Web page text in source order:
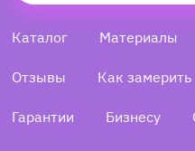
Каталог Материалы
Отзывы Как замерить
Гарантии Бизнесу